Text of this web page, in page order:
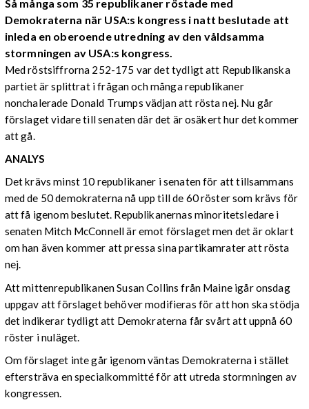
Så många som 35 republikaner röstade med
Demokraterna när USA:s kongress i natt beslutade att
inleda en oberoende utredning av den våldsamma
stormningen av USA:s kongress.
Med röstsiffrorna 252-175 var det tydligt att Republikanska
partiet är splittrat i frågan och många republikaner
nonchalerade Donald Trumps vädjan att rösta nej. Nu går
förslaget vidare till senaten där det är osäkert hur det kommer
att gå.
ANALYS
Det krävs minst 10 republikaner i senaten för att tillsammans
med de 50 demokraterna nå upp till de 60 röster som krävs för
att få igenom beslutet. Republikanernas minoritetsledare i
senaten Mitch McConnell är emot förslaget men det är oklart
om han även kommer att pressa sina partikamrater att rösta
nej.
Att mittenrepublikanen Susan Collins från Maine igår onsdag
uppgav att förslaget behöver modifieras för att hon ska stödja
det indikerar tydligt att Demokraterna får svårt att uppnå 60
röster i nuläget.
Om förslaget inte går igenom väntas Demokraterna i stället
eftersträva en specialkommitté för att utreda stormningen av
kongressen.